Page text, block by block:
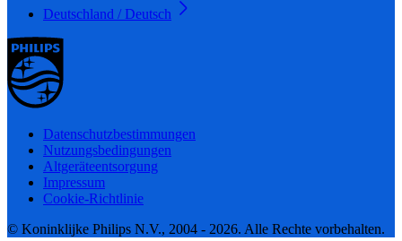
Deutschland / Deutsch
Datenschutzbestimmungen
Nutzungsbedingungen
Altgeräteentsorgung
Impressum
Cookie-Richtlinie
© Koninklijke Philips N.V., 2004 - 2026. Alle Rechte vorbehalten.